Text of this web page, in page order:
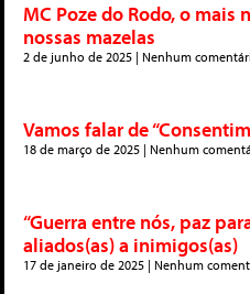
MC Poze do Rodo, o
nossas mazelas
2 de junho de 2025 Nenhum
Vamos falar de
18 de março de 2025 Nenhum
“Guerra entre nós, paz
aliados(as) a inimigos(as)
17 de janeiro de 2025 Nenhum